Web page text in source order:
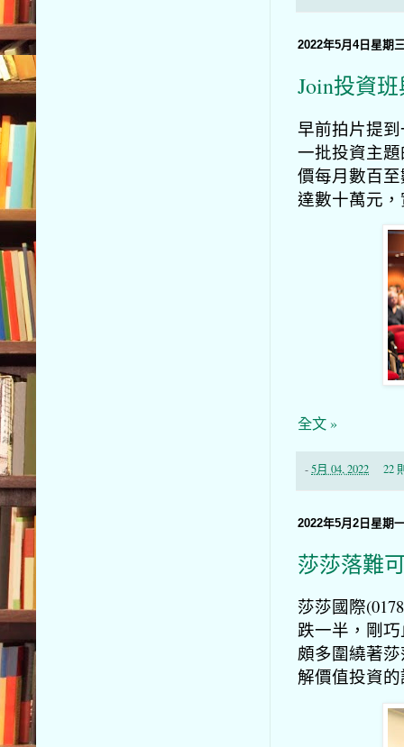
2022年5月4日星期
Join投資
早前拍片提
一批投資主
價每月數百
達數十萬元
全文 »
-5月 04, 2022 22
2022年5月2日星期
莎莎落難
莎莎國際
跌一半，剛
頗多圍繞著
解價值投資